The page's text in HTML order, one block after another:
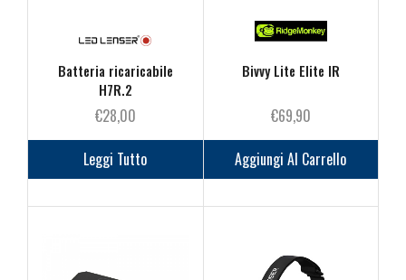
Batteria ricaricabile
H7R.2
€28,00
Leggi Tutto
Bivvy Lite Elite IR
€69,90
Aggiungi Al Carrello